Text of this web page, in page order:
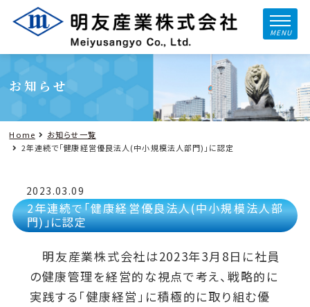
MENU
お知らせ
Home
お知らせ一覧
2年連続で「健康経営優良法人(中小規模法人部門)」に認定
2023.03.09
2年連続で「健康経営優良法人(中小規模法人部
門)」に認定
明友産業株式会社は2023年3月8日に社員
の健康管理を経営的な視点で考え、戦略的に
実践する「健康経営」に積極的に取り組む優